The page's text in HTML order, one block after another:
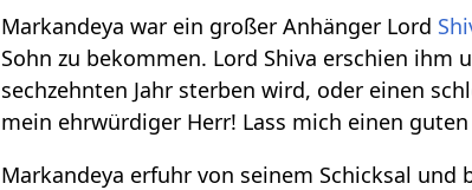
Markandeya war ein großer Anhänger Lord
Sohn zu bekommen. Lord Shiva erschien ihm
sechzehnten Jahr sterben wird, oder einen
mein ehrwürdiger Herr! Lass mich einen guten
Markandeya erfuhr von seinem Schicksal und